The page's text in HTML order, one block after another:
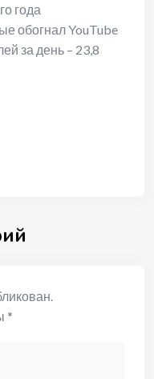
года
обогнал YouTube
за день – 23,8
*